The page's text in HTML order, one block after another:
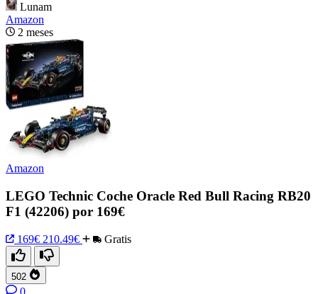
Lunam
Amazon
2 meses
Amazon
LEGO Technic Coche Oracle Red Bull Racing RB20
F1 (42206) por 169€
169€ 210.49€ Gratis
502
0